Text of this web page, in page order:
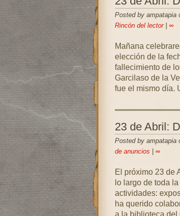
Posted by ampatapia
Rincón del lector| ∞
Mañana
elección de la
fallecimiento de
Garcilaso de la
fue el mismo día.
23 de Abril:
Posted by ampatapia
de anuncios
∞
El próximo 23 de
lo largo de toda
actividades:
ha querido
a la biblioteca